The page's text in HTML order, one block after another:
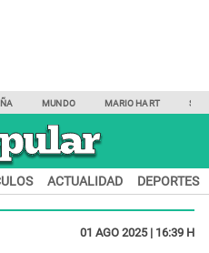
MUNDO MARIO HART
ACTUALIDAD DEPORTES
01 AGO 2025 | 16:39 H